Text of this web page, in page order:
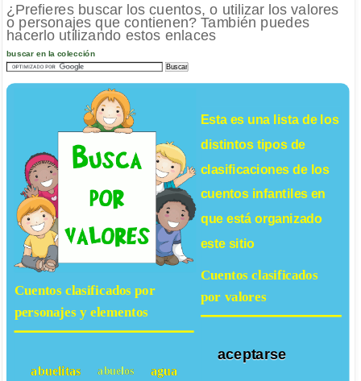
¿Prefieres buscar los cuentos, o utilizar los valores
o personajes que contienen? También puedes
hacerlo utilizando estos enlaces
buscar en la colección
Esta es una lista de los
distintos tipos de
clasificaciones de los
cuentos infantilesen
que está organizado
este sitio
Cuentos clasificados
por valores
aceptarse
Cuentos clasificados por
personajes y elementos
abuelitas abuelos agua